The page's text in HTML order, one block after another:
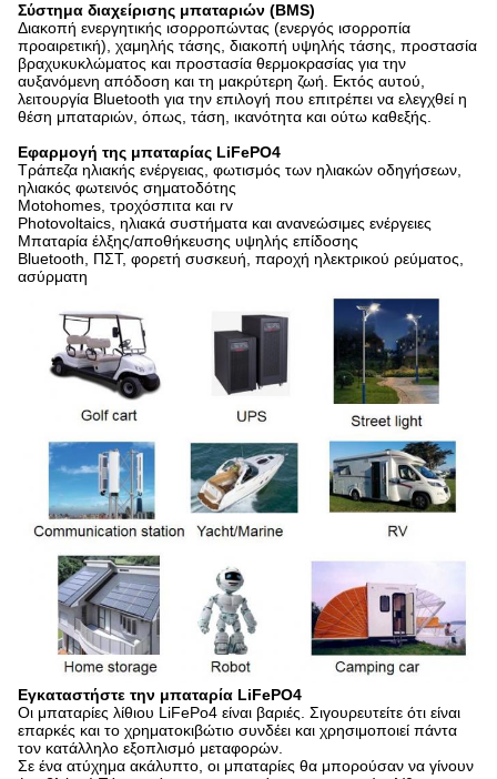
Σύστημα διαχείρισης μπαταριών (BMS)
Διακοπή ενεργητικής ισορροπώντας (ενεργός ισορροπία
προαιρετική), χαμηλής τάσης, διακοπή υψηλής τάσης, προστασία
βραχυκυκλώματος και προστασία θερμοκρασίας για την
αυξανόμενη απόδοση και τη μακρύτερη ζωή. Εκτός αυτού,
λειτουργία Bluetooth για την επιλογή που επιτρέπει να ελεγχθεί η
θέση μπαταριών, όπως, τάση, ικανότητα και ούτω καθεξής.
Εφαρμογή της μπαταρίας LiFePO4
Τράπεζα ηλιακής ενέργειας, φωτισμός των ηλιακών οδηγήσεων,
ηλιακός φωτεινός σηματοδότης
Motohomes, τροχόσπιτα και rv
Photovoltaics, ηλιακά συστήματα και ανανεώσιμες ενέργειες
Μπαταρία έλξης/αποθήκευσης υψηλής επίδοσης
Bluetooth, ΠΣΤ, φορετή συσκευή, παροχή ηλεκτρικού ρεύματος,
ασύρματη
Εγκαταστήστε την μπαταρία LiFePO4
Οι μπαταρίες λίθιου LiFePo4 είναι βαριές. Σιγουρευτείτε ότι είναι
επαρκές και το χρηματοκιβώτιο συνδέει και χρησιμοποιεί πάντα
τον κατάλληλο εξοπλισμό μεταφορών.
Σε ένα ατύχημα ακάλυπτο, οι μπαταρίες θα μπορούσαν να γίνουν